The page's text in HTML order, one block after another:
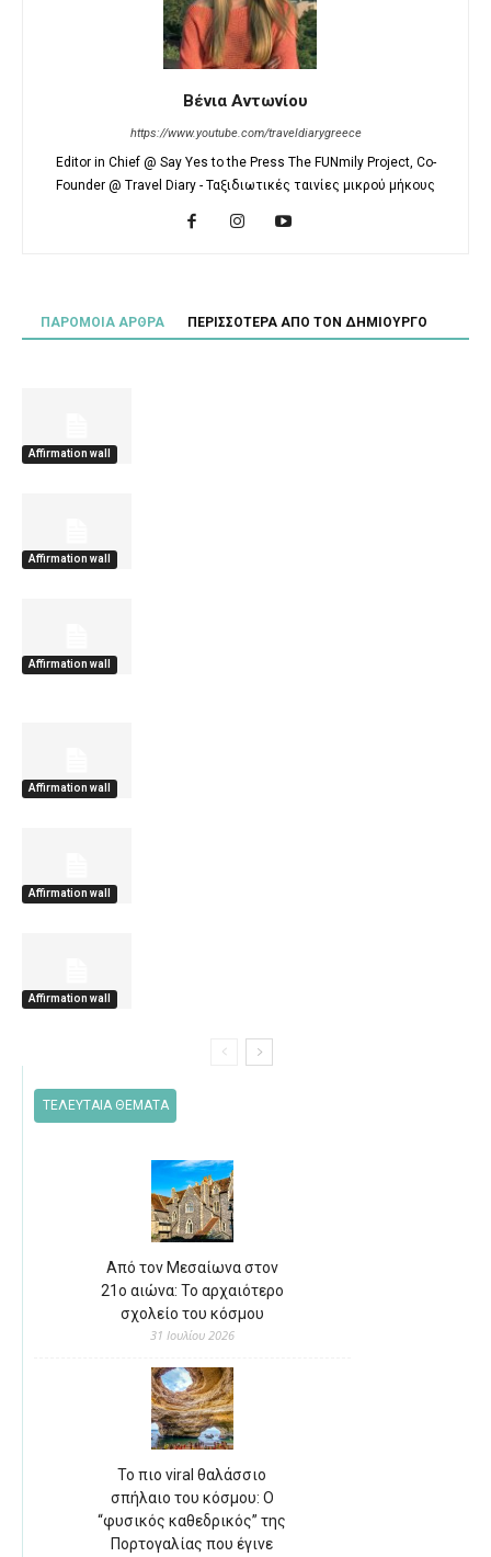
Βένια Αντωνίου
https://www.youtube.com/traveldiarygreece
Editor in Chief @ Say Yes to the Press The FUNmily Project, Co-
Founder @ Travel Diary - Ταξιδιωτικές ταινίες μικρού μήκους
ΠΑΡΟΜΟΙΑ ΑΡΘΡΑ ΠΕΡΙΣΣΟΤΕΡΑ ΑΠΟ ΤΟΝ ΔΗΜΙΟΥΡΓΟ
Affirmation wall
Affirmation wall
Affirmation wall
Affirmation wall
Affirmation wall
Affirmation wall
ΤΕΛΕΥΤΑΙΑ ΘΕΜΑΤΑ
Από τον Μεσαίωνα στον
21ο αιώνα: Το αρχαιότερο
σχολείο του κόσμου
31 Ιουλίου 2026
Το πιο viral θαλάσσιο
σπήλαιο του κόσμου: Ο
“φυσικός καθεδρικός” της
Πορτογαλίας που έγινε